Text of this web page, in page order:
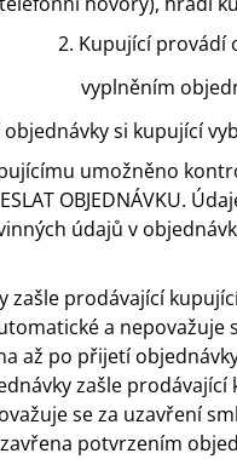
2. Kupující provádí
vyplněním
objednávky si kupující
umožněno
OBJEDNÁVKU.
údajů v
zašle prodávající
a
až po přijetí
zašle
se za uzavření
potvrzením